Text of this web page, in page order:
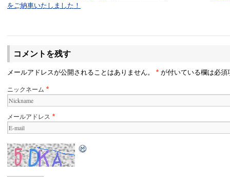
をご納車いたしました！
コメントを残す
メールアドレスが公開されることはありません。 * が付いている欄は必須
ニックネーム *
メールアドレス *